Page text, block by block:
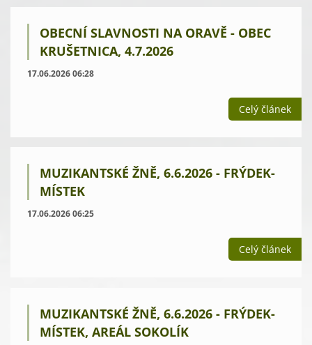
OBECNÍ SLAVNOSTI NA ORAVĚ - OBEC
KRUŠETNICA, 4.7.2026
17.06.2026 06:28
Celý článek
MUZIKANTSKÉ ŽNĚ, 6.6.2026 - FRÝDEK-
MÍSTEK
17.06.2026 06:25
Celý článek
MUZIKANTSKÉ ŽNĚ, 6.6.2026 - FRÝDEK-
MÍSTEK, AREÁL SOKOLÍK